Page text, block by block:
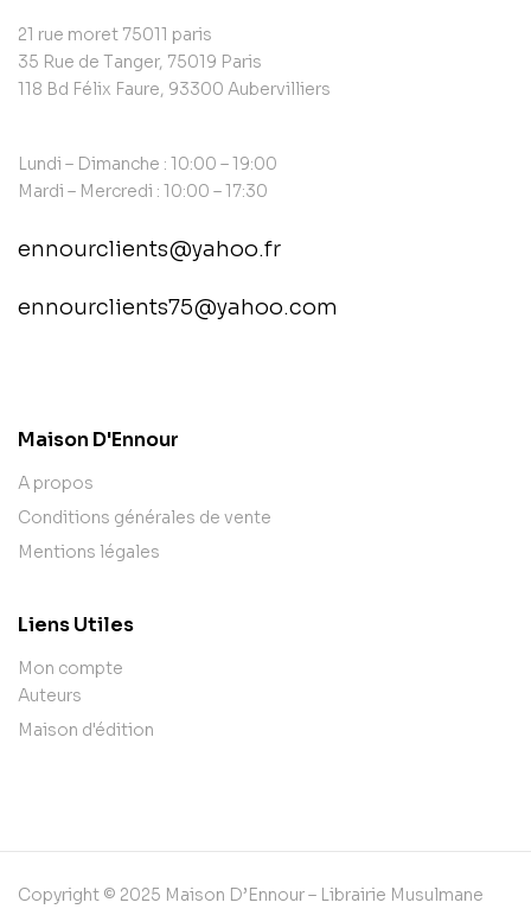
21 rue moret 75011 paris
35 Rue de Tanger, 75019 Paris
118 Bd Félix Faure, 93300 Aubervilliers
Lundi – Dimanche : 10:00 – 19:00
Mardi – Mercredi : 10:00 – 17:30
ennourclients@yahoo.fr
ennourclients75@yahoo.com
Maison D'Ennour
A propos
Conditions générales de vente
Mentions légales
Liens Utiles
Mon compte
Auteurs
Maison d'édition
Copyright © 2025 Maison D’Ennour – Librairie Musulmane